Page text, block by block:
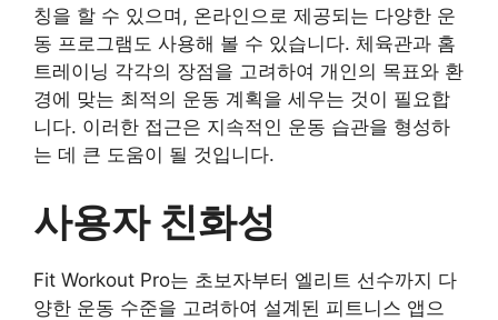
칭을 할 수 있으며, 온라인으로 제공되는 다양한 운
동 프로그램도 사용해 볼 수 있습니다. 체육관과 홈
트레이닝 각각의 장점을 고려하여 개인의 목표와 환
경에 맞는 최적의 운동 계획을 세우는 것이 필요합
니다. 이러한 접근은 지속적인 운동 습관을 형성하
는 데 큰 도움이 될 것입니다.
사용자 친화성
Fit Workout Pro는 초보자부터 엘리트 선수까지 다
양한 운동 수준을 고려하여 설계된 피트니스 앱으